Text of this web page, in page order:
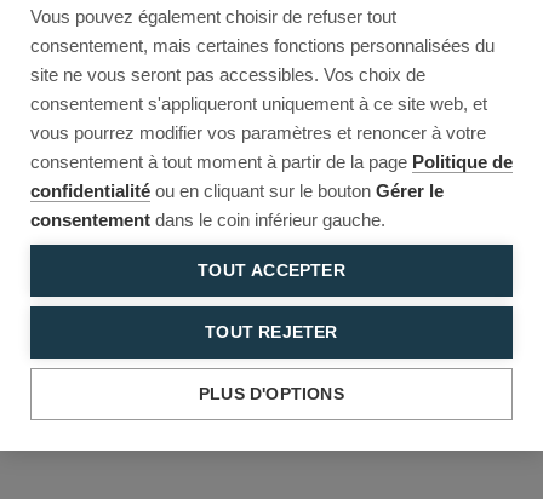
Vous pouvez également choisir de refuser tout
consentement, mais certaines fonctions personnalisées du
site ne vous seront pas accessibles. Vos choix de
consentement s'appliqueront uniquement à ce site web, et
vous pourrez modifier vos paramètres et renoncer à votre
consentement à tout moment à partir de la page Politique de
confidentialité ou en cliquant sur le bouton Gérer le
consentement dans le coin inférieur gauche.
TOUT ACCEPTER
TOUT REJETER
PLUS D'OPTIONS
Reload Back